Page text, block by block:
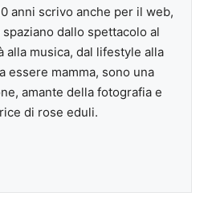
anni scrivo anche per il web,
dallo spettacolo al
alla musica, dal lifestyle alla
essere mamma, sono una
amante della fotografia e
di rose eduli.